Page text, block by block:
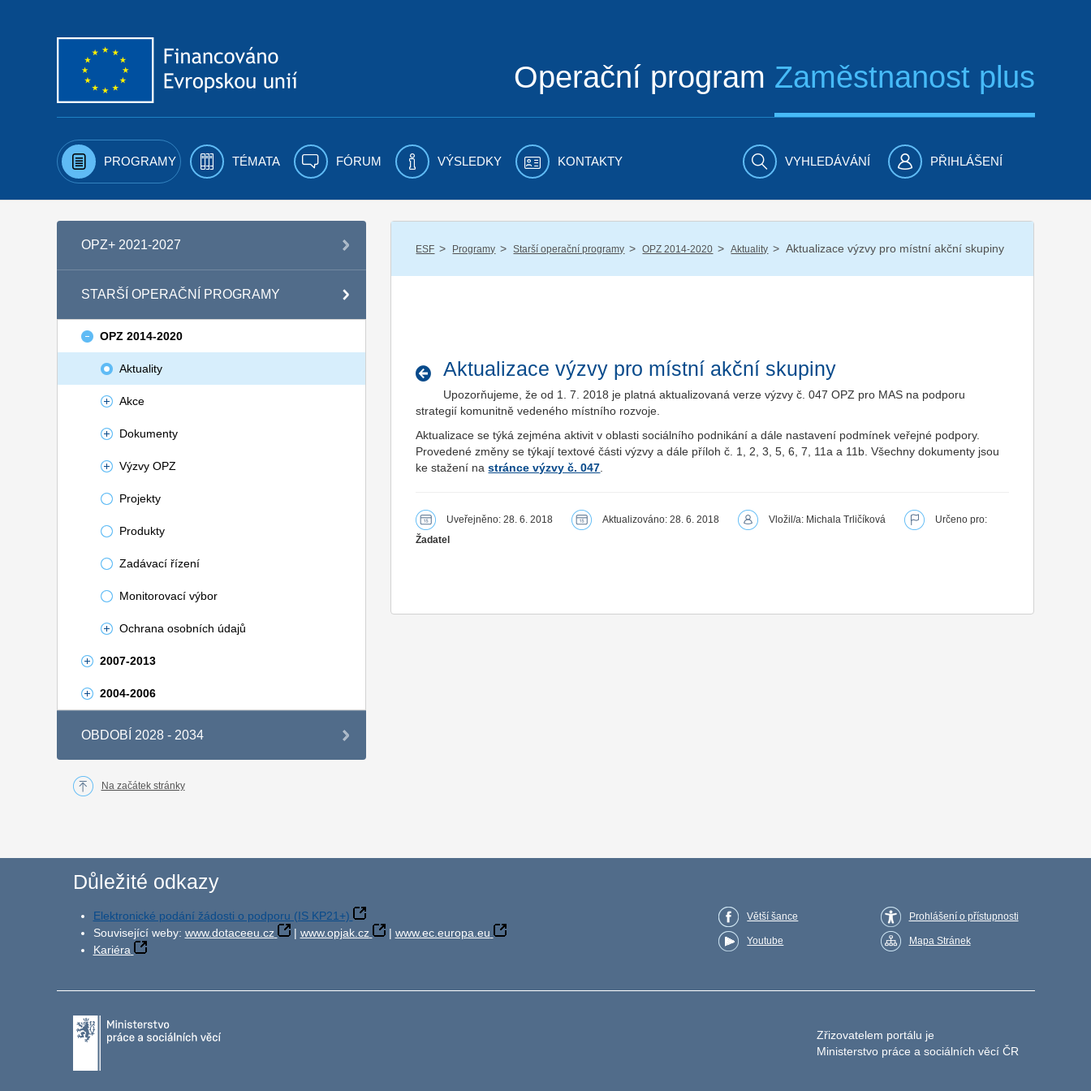
Operační program Zaměstnanost plus
PROGRAMY TÉMATA FÓRUM VÝSLEDKY KONTAKTY VYHLEDÁVÁNÍ PŘIHLÁŠENÍ
OPZ+ 2021-2027
STARŠÍ OPERAČNÍ PROGRAMY
OPZ 2014-2020
Aktuality
Akce
Dokumenty
Výzvy OPZ
Projekty
Produkty
Zadávací řízení
Monitorovací výbor
Ochrana osobních údajů
2007-2013
2004-2006
OBDOBÍ 2028 - 2034
ESF / Programy / Starší operační programy / OPZ 2014-2020 / Aktuality / Aktualizace výzvy pro místní akční skupiny
Aktualizace výzvy pro místní akční skupiny
Upozorňujeme, že od 1. 7. 2018 je platná aktualizovaná verze výzvy č. 047 OPZ pro MAS na podporu
strategií komunitně vedeného místního rozvoje.
Aktualizace se týká zejména aktivit v oblasti sociálního podnikání a dále nastavení podmínek veřejné podpory.
Provedené změny se týkají textové části výzvy a dále příloh č. 1, 2, 3, 5, 6, 7, 11a a 11b. Všechny dokumenty jsou
ke stažení nastránce výzvy č. 047
Uveřejněno: 28. 6. 2018 Aktualizováno: 28. 6. 2018 Vložil/a: Michala Trličíková
Určeno pro:
Žadatel
Na začátek stránky
Důležité odkazy
Elektronické podání žádosti o podporu (IS KP21+)
Související weby: www.dotaceeu.cz | www.opjak.cz | www.ec.europa.eu
Kariéra
Větší šance
Youtube
Prohlášení o přístupnosti
Mapa Stránek
Zřizovatelem portálu je
Ministerstvo práce a sociálních věcí ČR